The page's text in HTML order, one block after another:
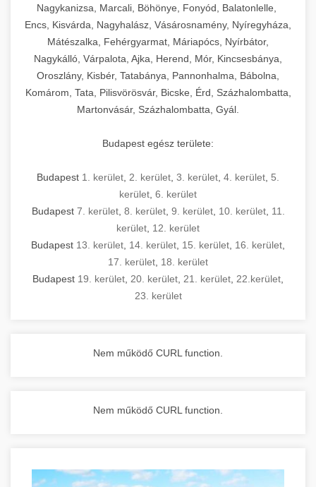
Nagykanizsa, Marcali, Böhönye, Fonyód, Balatonlelle,
Encs, Kisvárda, Nagyhalász, Vásárosnamény, Nyíregyháza,
Mátészalka, Fehérgyarmat, Máriapócs, Nyírbátor,
Nagykálló, Várpalota, Ajka, Herend, Mór, Kincsesbánya,
Oroszlány, Kisbér, Tatabánya, Pannonhalma, Bábolna,
Komárom, Tata, Pilisvörösvár, Bicske, Érd, Százhalombatta,
Martonvásár, Százhalombatta, Gyál.
Budapest egész területe:
Budapest 1. kerület 2. kerület 3. kerület 4. kerület 5.
kerület 6. kerület
Budapest 7. kerület, 8. kerület, 9. kerület, 10. kerület, 11.
kerület 12. kerület
Budapest 13. kerület 14. kerület 15. kerület 16. kerület
17. kerület 18. kerület
Budapest 19. kerület 20. kerület 21. kerület 22.kerület
23. kerület
Nem működő CURL function.
Nem működő CURL function.